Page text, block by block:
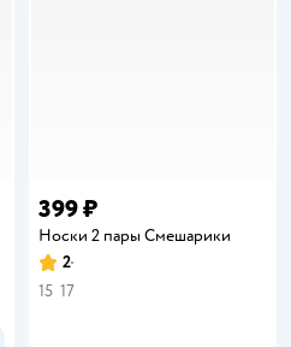
399 ₽
Носки 2 пары Смешарики
Рейтинг:
2
15 17